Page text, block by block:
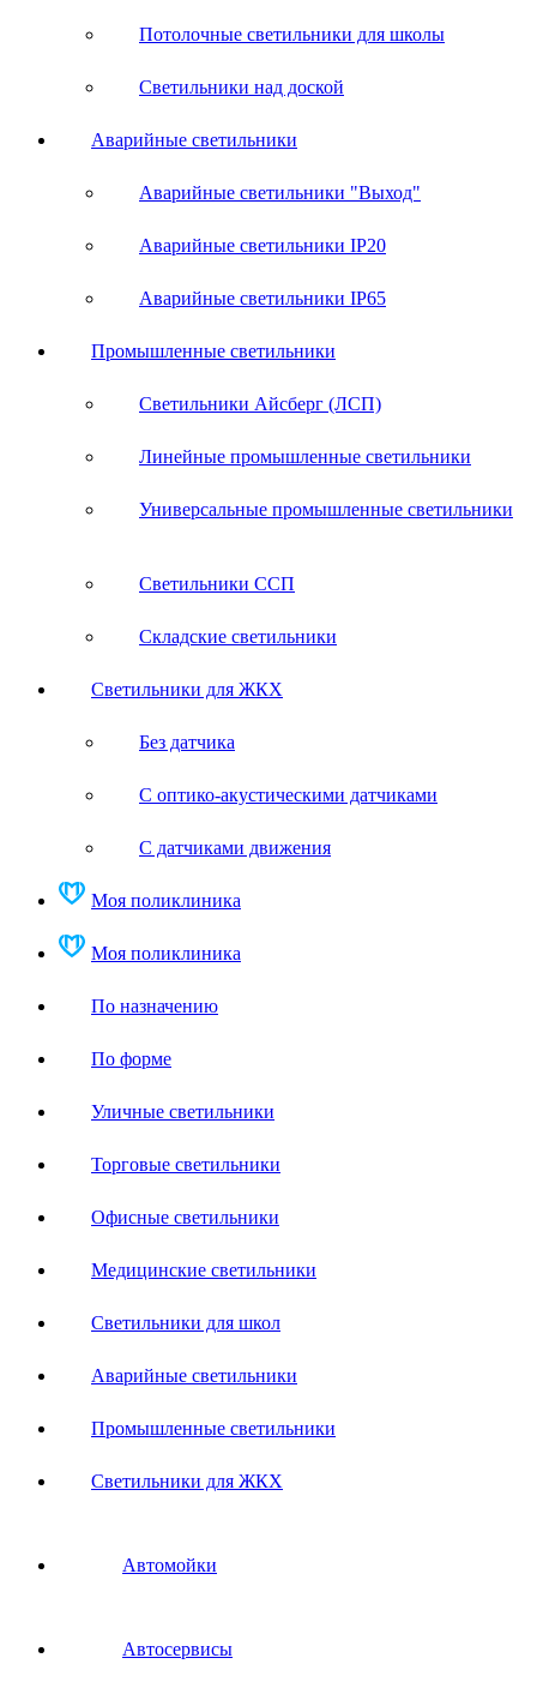
Потолочные светильники для школы
Светильники над доской
Аварийные светильники
Аварийные светильники "Выход"
Аварийные светильники IP20
Аварийные светильники IP65
Промышленные светильники
Светильники Айсберг (ЛСП)
Линейные промышленные светильники
Универсальные промышленные светильники
Светильники ССП
Складские светильники
Светильники для ЖКХ
Без датчика
С оптико-акустическими датчиками
С датчиками движения
Моя поликлиника
Моя поликлиника
По назначению
По форме
Уличные светильники
Торговые светильники
Офисные светильники
Медицинские светильники
Светильники для школ
Аварийные светильники
Промышленные светильники
Светильники для ЖКХ
Автомойки
Автосервисы